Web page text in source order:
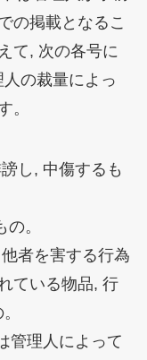
の掲載となるこ
て, 次の各号に
の裁量によっ
。
し, 中傷するも
。
者を害する行為
ている物品, 行
管理人によって